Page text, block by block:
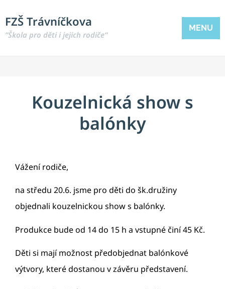
FZŠ Trávníčkova
“Škola pro děti i jejich rodiče“
MENU
Kouzelnická show s
balónky
Vážení rodiče,
na středu 20.6. jsme pro děti do šk.družiny
objednali kouzelnickou show s balónky.
Produkce bude od 14 do 15 h a vstupné činí 45 Kč.
Děti si mají možnost předobjednat balónkové
výtvory, které dostanou v závěru představení.